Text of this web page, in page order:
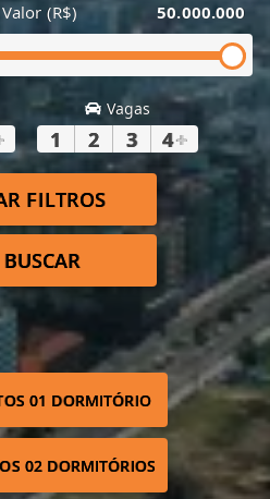
Valor (R$) 50.000.000
Vagas
1 2 3 4+
FILTROS
BUSCAR
01 DORMITÓRIO
02 DORMITÓRIOS